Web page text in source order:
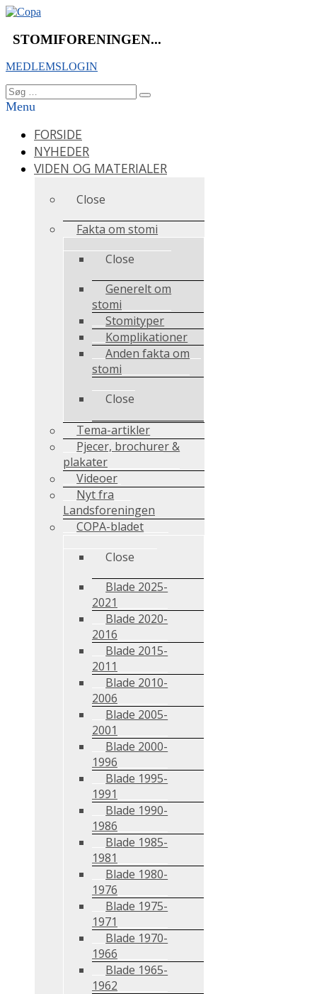
Videre
indhold
STOMIFORENINGEN...
MEDLEMSLOGIN
Søg
efter:
Søg
Menu
FORSIDE
NYHEDER
VIDEN OG MATERIALER
Close
Fakta om stomi
Close
Generelt om
stomi
Stomityper
Komplikationer
Anden fakta om
stomi
Close
Tema-artikler
Pjecer, brochurer &
plakater
Videoer
Nyt fra
Landsforeningen
COPA-bladet
Close
Blade 2025-
2021
Blade 2020-
2016
Blade 2015-
2011
Blade 2010-
2006
Blade 2005-
2001
Blade 2000-
1996
Blade 1995-
1991
Blade 1990-
1986
Blade 1985-
1981
Blade 1980-
1976
Blade 1975-
1971
Blade 1970-
1966
Blade 1965-
1962